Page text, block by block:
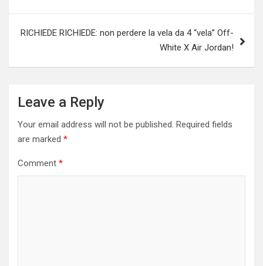
RICHIEDE RICHIEDE: non perdere la vela da 4 “vela” Off-
White X Air Jordan!
Leave a Reply
Your email address will not be published. Required fields
are marked *
Comment *